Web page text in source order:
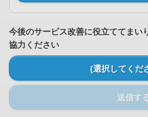
今後のサービス改善に役立ててまい
協力ください
(選択してくだ
送信す